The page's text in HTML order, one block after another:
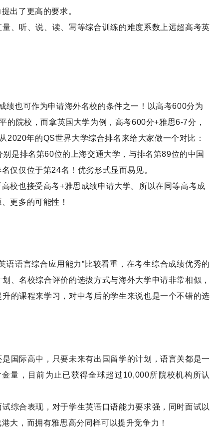
出了更高的要求。
、听、说、读、写等综合训练的难度系数上远超高考英
绩也可作为申请海外名校的条件之一！以高考600分为
的院校，而拿英国大学为例，高考600分+雅思6-7分，
2020年的QS世界大学综合排名来给大家做一个对比：
别是排名第60位的上海交通大学，与排名第89位的中国
仅仅位于第24名！优劣形式显而易见。
校也接受高考+雅思成绩申请大学。所以在同等高考成
更多的可能性！
语语言综合应用能力”比较看重，在考生综合成绩优秀的
、名校综合评价的选拔方式与海外大学申请非常相似，
的课程来学习，对中考后的学生来说也是一个不错的选
国际高中，只要未来有出国留学的计划，语言关都是一
量，目前为止已获得全球超过10,000所院校机构所认
综合表现，对于学生英语口语能力要求强，同时面试以
大，而拥有雅思高分同样可以提升竞争力！